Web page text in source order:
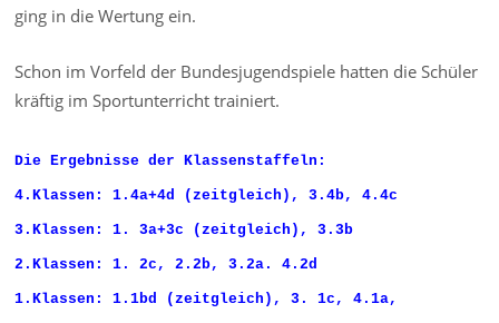
ging in die Wertung ein.
Schon im Vorfeld der Bundesjugendspiele hatten die Schüler
kräftig im Sportunterricht trainiert.
Die Ergebnisse der Klassenstaffeln:
4.Klassen: 1.4a+4d (zeitgleich), 3.4b, 4.4c
3.Klassen: 1. 3a+3c (zeitgleich), 3.3b
2.Klassen: 1. 2c, 2.2b, 3.2a. 4.2d
1.Klassen: 1.1bd (zeitgleich), 3. 1c, 4.1a,